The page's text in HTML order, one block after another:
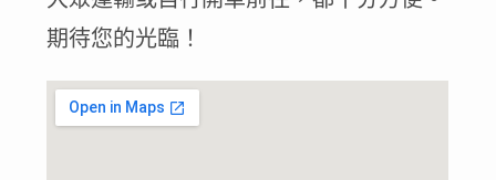
期待您的光臨！